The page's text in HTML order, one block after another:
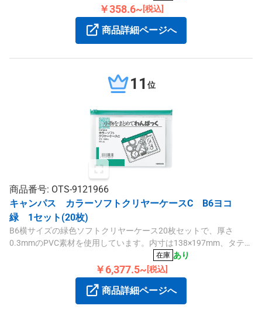
￥358.6~ [税込]
商品詳細ページへ
11 位
商品番号: OTS-9121966
キャンパス カラーソフトクリヤーケースC B6ヨコ
緑 1セット(20枚)
B6横サイズの緑色ソフトクリヤーケース20枚セットで、厚さ
0.3mmのPVC素材を使用しています。内寸は138×197mm、タテ
153×ヨコ212mmで、小物整理に便利です。
在庫 あり
￥6,377.5~ [税込]
商品詳細ページへ